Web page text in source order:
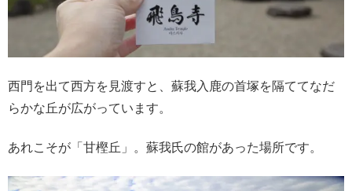
西門を出て西方を見渡すと、蘇我入鹿の首塚を隔ててなだ
らかな丘が広がっています。
あれこそが「甘樫丘」。蘇我氏の館があった場所です。